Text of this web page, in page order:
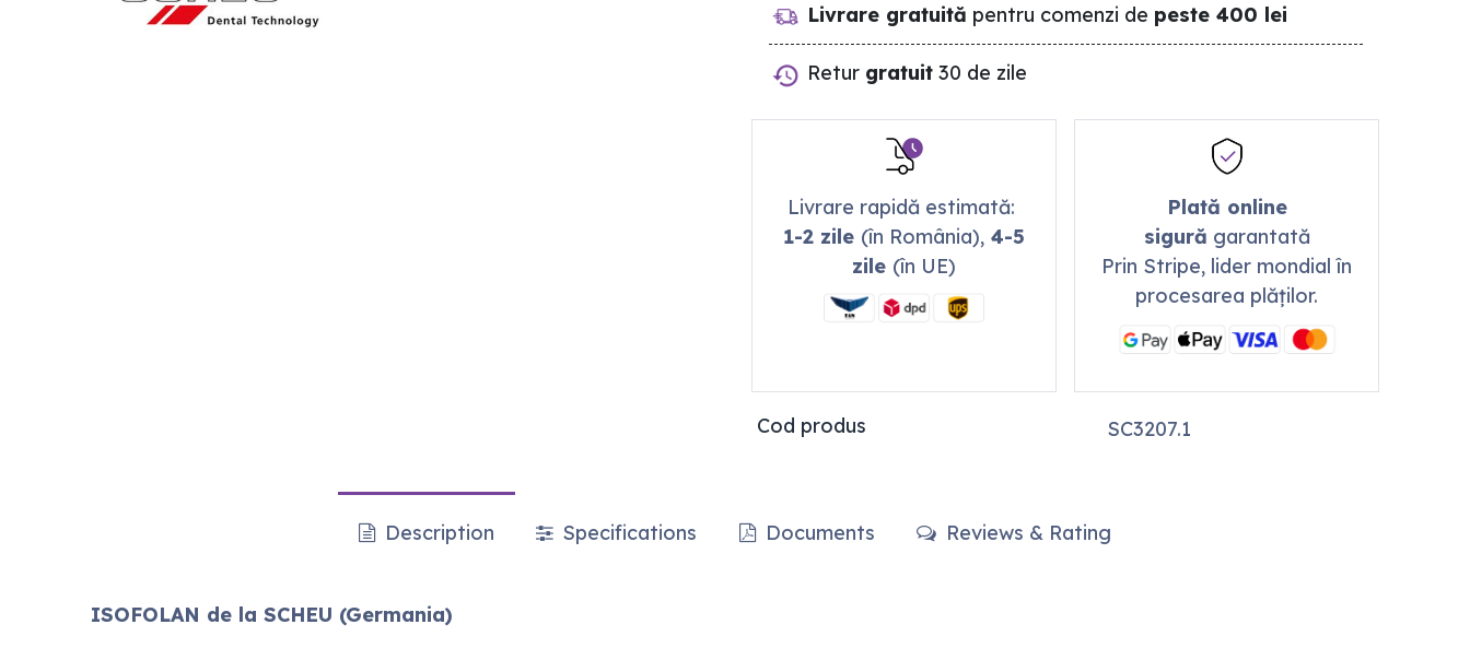
Livrare gratuită pentru comenzi de peste 400 lei
Retur gratuit 30 de zile
Livrare rapidă estimată:
1-2 zile (în România), 4-5
zile (în UE)
Plată online
sigură garantată
Prin Stripe, lider mondial în
procesarea plăților.
Cod produs SC3207.1
Description Specifications Documents Reviews & Rating
ISOFOLAN de la SCHEU (Germania)